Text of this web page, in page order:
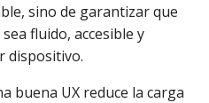
sino de garantizar que
fluido, accesible y
dispositivo.
buena UX reduce la carga